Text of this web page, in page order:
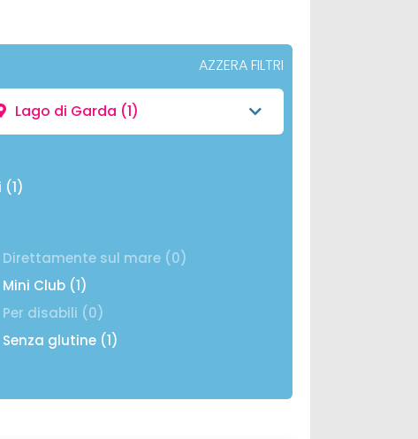
AZZERA FILTRI
Lago di Garda (1)
(1)
Direttamente sul mare (0)
Mini Club (1)
Per disabili (0)
Senza glutine (1)